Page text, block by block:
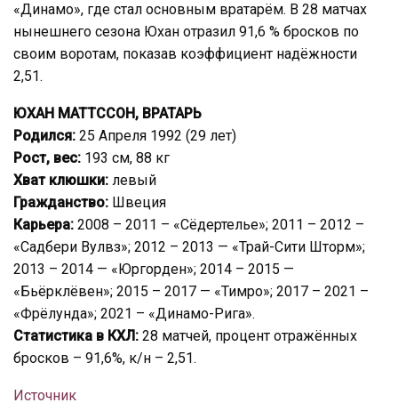
«Динамо», где стал основным вратарём. В 28 матчах
нынешнего сезона Юхан отразил 91,6 % бросков по
своим воротам, показав коэффициент надёжности
2,51.
ЮХАН МАТТССОН, ВРАТАРЬ
Родился: 25 Апреля 1992 (29 лет)
Рост, вес: 193 см, 88 кг
Хват клюшки: левый
Гражданство: Швеция
Карьера: 2008 – 2011 – «Сёдертелье»; 2011 – 2012 –
«Садбери Вулвз»; 2012 – 2013 — «Трай-Сити Шторм»;
2013 – 2014 — «Юргорден»; 2014 – 2015 —
«Бьёрклёвен»; 2015 – 2017 — «Тимро»; 2017 – 2021 –
«Фрёлунда»; 2021 – «Динамо-Рига».
Статистика в КХЛ: 28 матчей, процент отражённых
бросков – 91,6%, к/н – 2,51.
Источник